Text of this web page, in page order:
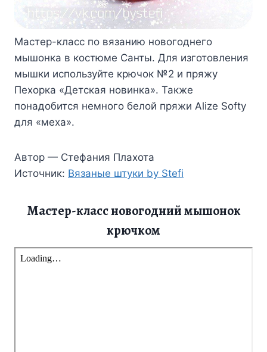
Мастер-класс по вязанию новогоднего
мышонка в костюме Санты. Для изготовления
мышки используйте крючок №2 и пряжу
Пехорка «Детская новинка». Также
понадобится немного белой пряжи Alize Softy
для «меха».
Автор — Стефания Плахота
Источник: Вязаные штуки by Stefi
Мастер-класс новогодний мышонок
крючком